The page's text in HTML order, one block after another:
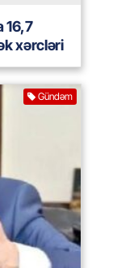
16,7
xərcləri
Gündəm